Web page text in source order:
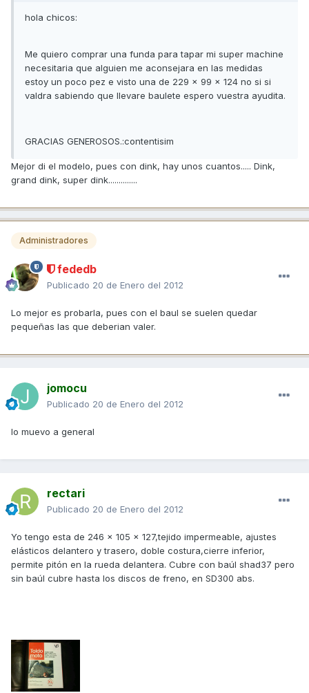
hola chicos:
Me quiero comprar una funda para tapar mi super machine
necesitaria que alguien me aconsejara en las medidas
estoy un poco pez e visto una de 229 x 99 x 124 no si si
valdra sabiendo que llevare baulete espero vuestra ayudita.
GRACIAS GENEROSOS.:contentisim
Mejor di el modelo, pues con dink, hay unos cuantos..... Dink,
grand dink, super dink..............
Administradores
fededb
Publicado 20 de Enero del 2012
Lo mejor es probarla, pues con el baul se suelen quedar
pequeñas las que deberian valer.
jomocu
Publicado 20 de Enero del 2012
lo muevo a general
rectari
Publicado 20 de Enero del 2012
Yo tengo esta de 246 x 105 x 127,tejido impermeable, ajustes
elásticos delantero y trasero, doble costura,cierre inferior,
permite pitón en la rueda delantera. Cubre con baúl shad37 pero
sin baúl cubre hasta los discos de freno, en SD300 abs.